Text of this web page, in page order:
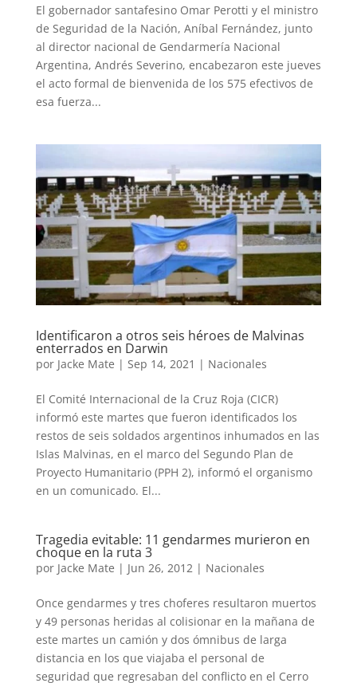
El gobernador santafesino Omar Perotti y el ministro
de Seguridad de la Nación, Aníbal Fernández, junto
al director nacional de Gendarmería Nacional
Argentina, Andrés Severino, encabezaron este jueves
el acto formal de bienvenida de los 575 efectivos de
esa fuerza...
Identificaron a otros seis héroes de Malvinas
enterrados en Darwin
por Jacke Mate | Sep 14, 2021 | Nacionales
El Comité Internacional de la Cruz Roja (CICR)
informó este martes que fueron identificados los
restos de seis soldados argentinos inhumados en las
Islas Malvinas, en el marco del Segundo Plan de
Proyecto Humanitario (PPH 2), informó el organismo
en un comunicado. El...
Tragedia evitable: 11 gendarmes murieron en
choque en la ruta 3
por Jacke Mate | Jun 26, 2012| Nacionales
Once gendarmes y tres choferes resultaron muertos
y 49 personas heridas al colisionar en la mañana de
este martes un camión y dos ómnibus de larga
distancia en los que viajaba el personal de
seguridad que regresaban del conflicto en el Cerro